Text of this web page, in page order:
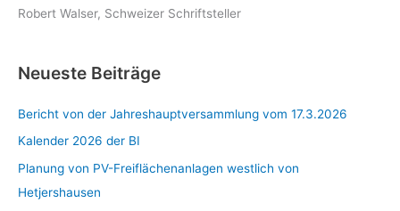
Robert Walser, Schweizer Schriftsteller
Neueste Beiträge
Bericht von der Jahreshauptversammlung vom 17.3.2026
Kalender 2026 der BI
Planung von PV-Freiflächenanlagen westlich von
Hetjershausen